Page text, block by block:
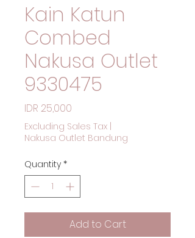
Kain Katun
Combed
Nakusa Outlet
9330475
IDR 25,000
Excluding Sales Tax
Nakusa Outlet Bandung
Quantity *
Add to Cart